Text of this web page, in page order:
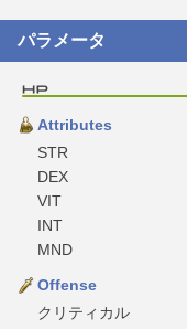
パラメータ
Attributes
STR
DEX
VIT
INT
MND
Offense
クリティカル